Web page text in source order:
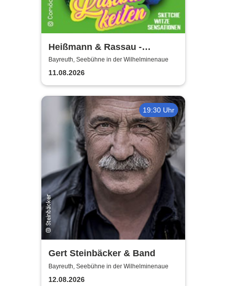
Heißmann & Rassau -
Lustbarkeiten
Bayreuth, Seebühne in der Wilhelminenaue
11.08.2026
19:30 Uhr
Gert Steinbäcker & Band
Bayreuth, Seebühne in der Wilhelminenaue
12.08.2026